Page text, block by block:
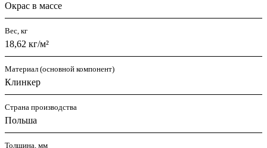
Окрас в массе
Вес, кг
18,62 кг/м²
Материал (основной компонент)
Клинкер
Страна производства
Польша
Толщина, мм